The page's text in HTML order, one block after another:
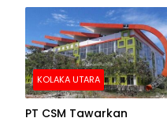
KOLAKA UTARA
PT CSM Tawarkan